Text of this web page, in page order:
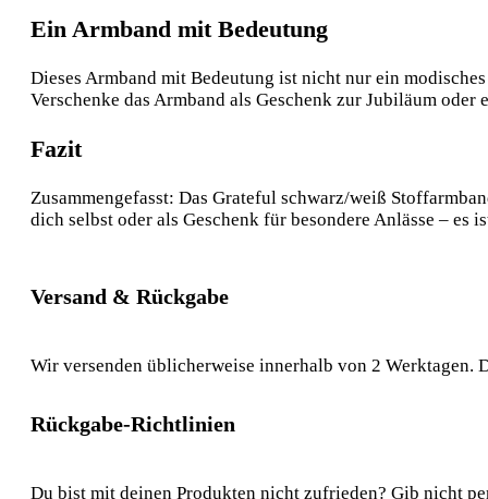
Ein Armband mit Bedeutung
Dieses Armband mit Bedeutung ist nicht nur ein
Verschenke das Armband als Geschenk zur Jubiläum
Fazit
Zusammengefasst: Das Grateful schwarz/weiß
dich selbst oder als Geschenk für besondere Anlässe –
Versand & Rückgabe
Wir versenden üblicherweise innerhalb von 2 Werktagen.
Rückgabe-Richtlinien
Du bist mit deinen Produkten nicht zufrieden? Gib nicht